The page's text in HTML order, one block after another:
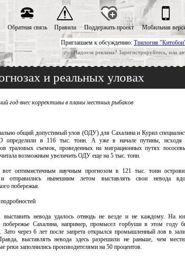
Приглашаем к обсуждению: Трилогия
Надоела реклама? Зарегистрируйтесь, или
Обратная связь Правила Поддержать проект Мобильная
и реальных уловах
год внес коррективы в планы местных рыбаков
общий допустимый улов (ОДУ) для Сахалина и Курил
определили в 116 тыс. тонн. А уже в начале путины, исходя
траловых съемок, проведенных на миграционных путях
возможным увеличить ОДУ еще на 5 тыс. тонн.
оптимистичным научным прогнозом в 121 тыс. тонн
отправились нынешним летом выставлять свои невода
побережья.
выставить невода удалось отнюдь не везде и не каждому. На
побережье Сахалина, например, промысел горбуши в этом году
Зато через 6 лет после запрета открылся промышленный лов в
выставлять невода здесь разрешили не раньше, чем
реки заполнились производителями на 50 процентов.